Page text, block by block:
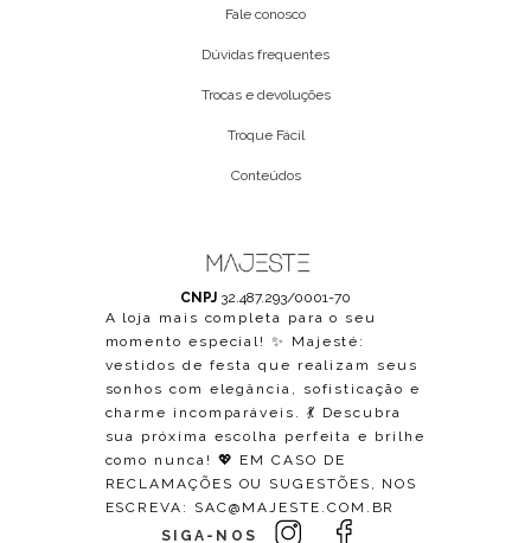
Fale conosco
Dúvidas frequentes
Trocas e devoluções
Troque Fácil
Conteúdos
CNPJ 32.487.293/0001-70
A loja mais completa para o seu
momento especial! ✨ Majesté:
vestidos de festa que realizam seus
sonhos com elegância, sofisticação e
charme incomparáveis. 💃 Descubra
sua próxima escolha perfeita e brilhe
como nunca! 💖 EM CASO DE
RECLAMAÇÕES OU SUGESTÕES, NOS
ESCREVA: SAC@MAJESTE.COM.BR
SIGA-NOS